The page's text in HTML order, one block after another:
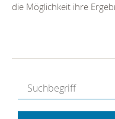
die Möglichkeit ihre